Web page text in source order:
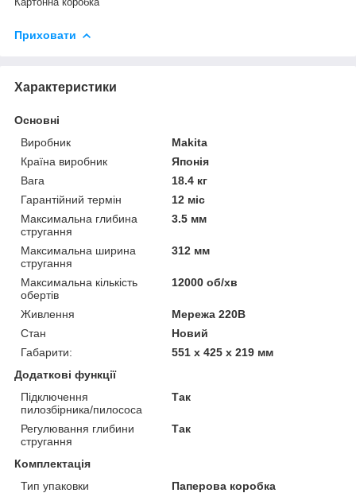
Приховати
Характеристики
Основні
Виробник
Makita
Країна виробник
Японія
Вага
18.4 кг
Гарантійний термін
12 міс
Максимальна глибина
стругання
3.5 мм
Максимальна ширина
стругання
312 мм
Максимальна кількість
обертів
12000 об/хв
Живлення
Мережа 220В
Стан
Новий
Габарити:
551 x 425 x 219 мм
Додаткові функції
Підключення
пилозбірника/пилососа
Так
Регулювання глибини
стругання
Так
Комплектація
Тип упаковки
Паперова коробка